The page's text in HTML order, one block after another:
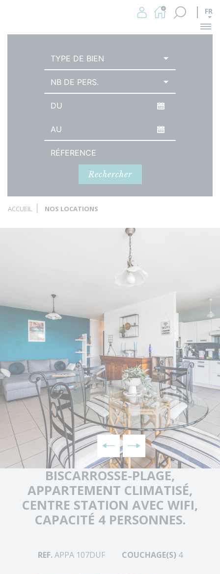
FR
TYPE DE BIEN
NB DE PERS.
Référence
Rechercher
ACCUEIL NOS LOCATIONS
BISCARROSSE-PLAGE,
APPARTEMENT CLIMATISÉ,
CENTRE STATION AVEC WIFI,
CAPACITÉ 4 PERSONNES.
REF.APPA 107DUF COUCHAGE(S)4